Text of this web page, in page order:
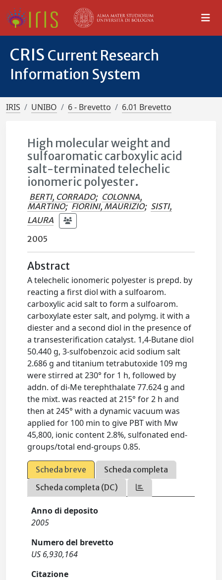
CRIS Current Research
Information System
IRIS UNIBO 6 - Brevetto 6.01 Brevetto
High molecular weight and
sulfoaromatic carboxylic acid
salt-terminated telechelic
ionomeric polyester.
BERTI, CORRADO; COLONNA,
MARTINO; FIORINI, MAURIZIO; SISTI,
LAURA
2005
Abstract
A telechelic ionomeric polyester is prepd. by
reacting a first diol with a sulfoarom.
carboxylic acid salt to form a sulfoarom.
carboxylate ester salt, and polymg. it with a
diester and a second diol in the presence of
a transesterification catalyst. 1,4-Butane diol
50.440 g, 3-sulfobenzoic acid sodium salt
2.686 g and titanium tetrabutoxide 109 mg
were stirred at 230° for 1 h, followed by
addn. of di-Me terephthalate 77.624 g and
the mixt. was reacted at 215° for 2 h and
then at 245° with a dynamic vacuum was
applied for 100 min to give PBT with Mw
45,800, ionic content 2.8%, sulfonated end-
groups/total end-groups 0.85.
Scheda breve
Scheda completa
Scheda completa (DC)
Anno di deposito
2005
Numero del brevetto
US 6,930,164
Citazione